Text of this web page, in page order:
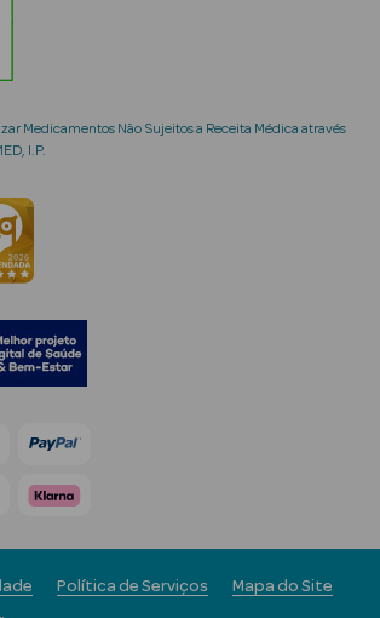
Medicamentos Não Sujeitos a Receita Médica através
I.P.
Política de Serviços Mapa do Site